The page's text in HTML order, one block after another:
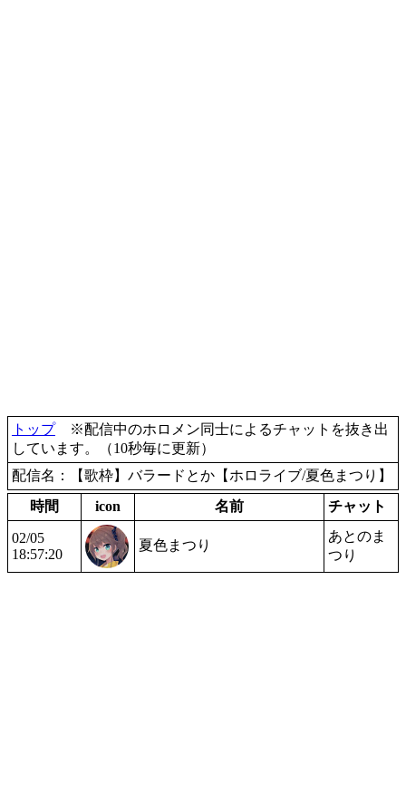
トップ※配信中のホロメン同士によるチャットを抜き出
しています。（10秒毎に更新）
配信名：【歌枠】バラードとか【ホロライブ/夏色まつり】
時間
icon 名前 チャット
02/05
18:57:20
夏色まつり
あとのま
つり